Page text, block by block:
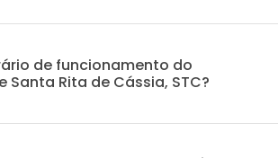
de funcionamento do
Santa Rita de Cássia, STC?